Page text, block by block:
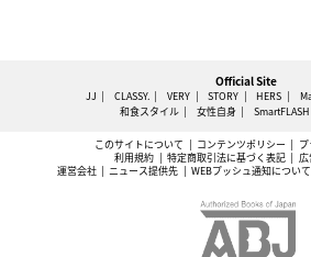
Official Site
JJ CLASSY. VERY STORY HERS
和食スタイル
女性自身 SmartFLASH
このサイトについて コンテンツポリシー
利用規約
特定商取引法に基づく表記
広
運営会社
ニュース提供先 WEBプッシュ通知について